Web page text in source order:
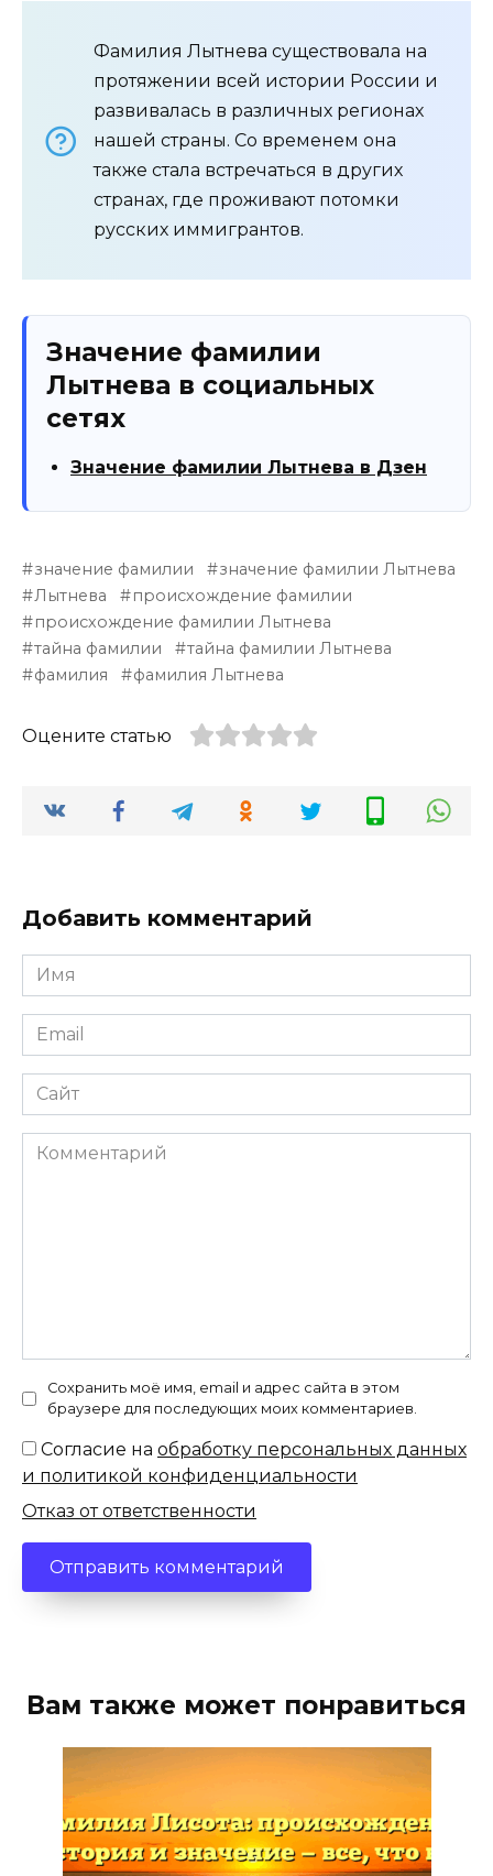
Фамилия Лытнева существовала на
протяжении всей истории России и
развивалась в различных регионах
нашей страны. Со временем она
также стала встречаться в других
странах, где проживают потомки
русских иммигрантов.
Значение фамилии
Лытнева в социальных
сетях
Значение фамилии Лытнева в Дзен
значение фамилии
значение фамилии Лытнева
Лытнева
происхождение фамилии
происхождение фамилии Лытнева
тайна фамилии
тайна фамилии Лытнева
фамилия
фамилия Лытнева
Оцените статью
Добавить комментарий
Имя
*
Email
*
Сайт
Комментарий
Сохранить моё имя, email и адрес сайта в этом
браузере для последующих моих комментариев.
Согласие на обработку персональных данных
и политикой конфиденциальности
Отказ от ответственности
Вам также может понравиться